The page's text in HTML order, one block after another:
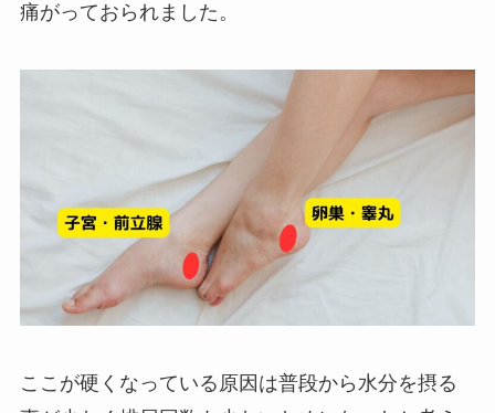
痛がっておられました。
ここが硬くなっている原因は普段から水分を摂る